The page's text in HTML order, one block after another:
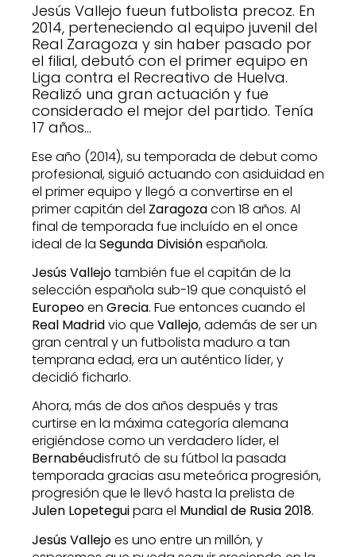
Jesús Vallejo fueun futbolista precoz. En
2014, perteneciendo al equipo juvenil del
Real Zaragoza y sin haber pasado por
el filial, debutó con el primer equipo en
Liga contra el Recreativo de Huelva.
Realizó una gran actuación y fue
considerado el mejor del partido. Tenía
17 años…
Ese año (2014), su temporada de debut como
profesional, siguió actuando con asiduidad en
el primer equipo y llegó a convertirse en el
primer capitán del Zaragozacon 18 años. Al
final de temporada fue incluído en el once
ideal de la Segunda Divisiónespañola.
Jesús Vallejotambién fue el capitán de la
selección española sub-19 que conquistó el
Europeoen Grecia. Fue entonces cuando el
Real Madridvio que Vallejo, además de ser un
gran central y un futbolista maduro a tan
temprana edad, era un auténtico líder, y
decidió ficharlo.
Ahora, más de dos años después y tras
curtirse en la máxima categoría alemana
erigiéndose como un verdadero líder, el
Bernabéudisfrutó de su fútbol la pasada
temporada gracias asu meteórica progresión,
progresión que le llevó hasta la prelista de
Julen Lopeteguipara el Mundial de Rusia 2018.
Jesús Vallejoes uno entre un millón, y